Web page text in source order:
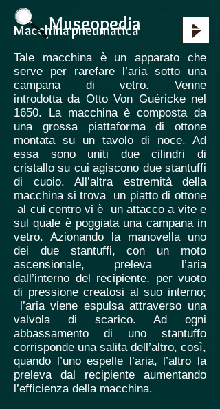
Museopedia
Macchina pneumatica
Tale macchina è un apparato che
serve per rarefare l’aria sotto una
campana di vetro. Venne
introdotta da Otto Von Guéricke nel
1650. La macchina è composta da
una grossa piattaforma di ottone
montata su un tavolo di noce. Ad
essa sono uniti due cilindri di
cristallo su cui agiscono due stantuffi
di cuoio. All’altra estremità della
macchina si trova un piatto di ottone
al cui centro vi è un attacco a vite e
sul quale è poggiata una campana in
vetro. Azionando la manovella uno
dei due stantuffi, con un moto
ascensionale, preleva l’aria
dall’interno del recipiente, per vuoto
di pressione creatosi al suo interno;
l’aria viene espulsa attraverso una
valvola di scarico. Ad ogni
abbassamento di uno stantuffo
corrisponde una salita dell’altro, così,
quando l’uno espelle l’aria, l’altro la
preleva dal recipiente aumentando
l’efficienza della macchina.